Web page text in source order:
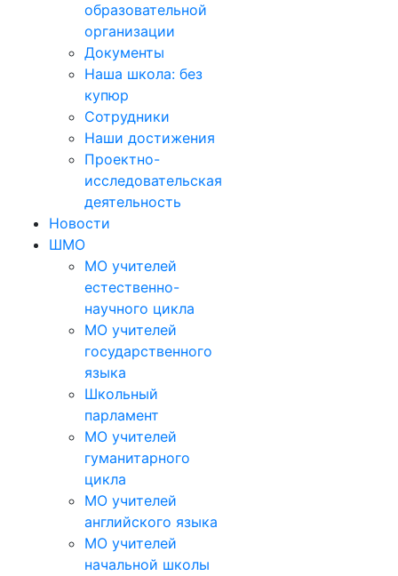
образовательной
организации
Документы
Наша школа: без
купюр
Сотрудники
Наши достижения
Проектно-
исследовательская
деятельность
Новости
ШМО
МО учителей
естественно-
научного цикла
МО учителей
государственного
языка
Школьный
парламент
МО учителей
гуманитарного
цикла
МО учителей
английского языка
МО учителей
начальной школы